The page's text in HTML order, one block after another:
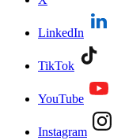
LinkedIn
TikTok
YouTube
Instagram